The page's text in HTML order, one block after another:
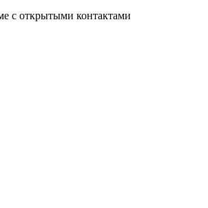
с открытыми контактами